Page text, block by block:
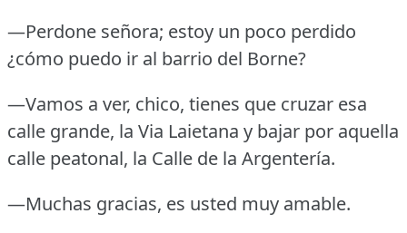
—Perdone señora; estoy un poco perdido
¿cómo puedo ir al barrio del Borne?
—Vamos a ver, chico, tienes que cruzar esa
calle grande, la Via Laietana y bajar por aquella
calle peatonal, la Calle de la Argentería.
—Muchas gracias, es usted muy amable.